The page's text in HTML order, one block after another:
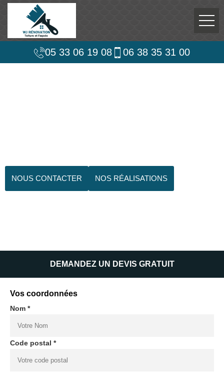
05 33 06 19 08 06 38 35 31 00
NOUS CONTACTER NOS RÉALISATIONS
DEMANDEZ UN DEVIS GRATUIT
Vos coordonnées
Nom *
Code postal *